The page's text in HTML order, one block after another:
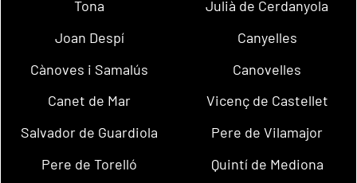
Tona
Julià de Cerdanyola
Joan Despí
Canyelles
Cànoves i Samalús
Canovelles
Canet de Mar
Vicenç de Castellet
Salvador de Guardiola
Pere de Vilamajor
Pere de Torelló
Quintí de Mediona